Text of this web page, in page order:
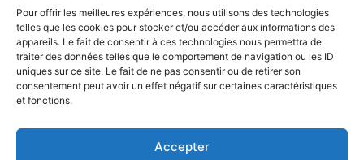
Pour offrir les meilleures expériences, nous utilisons des technologies
telles que les cookies pour stocker et/ou accéder aux informations des
appareils. Le fait de consentir à ces technologies nous permettra de
traiter des données telles que le comportement de navigation ou les ID
uniques sur ce site. Le fait de ne pas consentir ou de retirer son
consentement peut avoir un effet négatif sur certaines caractéristiques
et fonctions.
Accepter
a
h
e
s
a